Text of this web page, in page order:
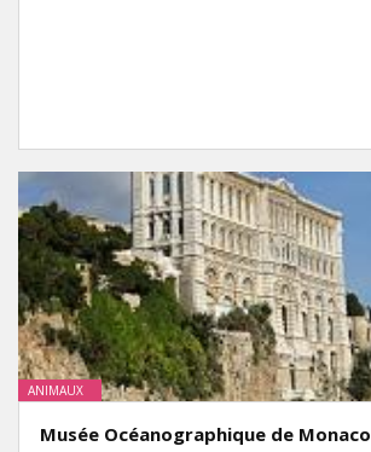
ANIMAUX
Musée Océanographique de Monaco